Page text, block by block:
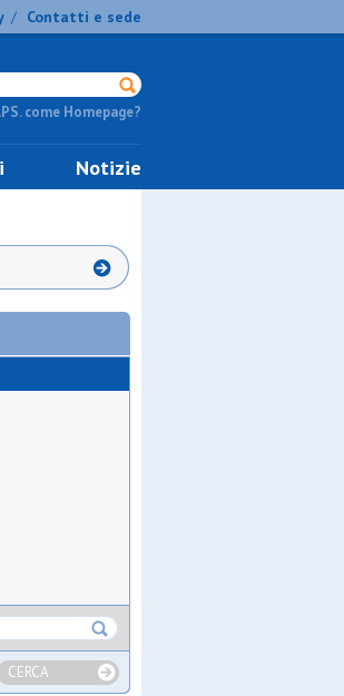
/ Contatti e sede
come Homepage?
Notizie
CERCA